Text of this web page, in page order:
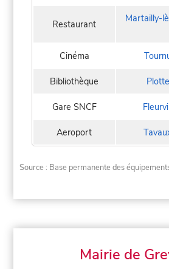
Restaurant Martailly-
Cinéma
Bibliothèque
Gare SNCF
Aeroport
Source : Base permanente des
Mairie de